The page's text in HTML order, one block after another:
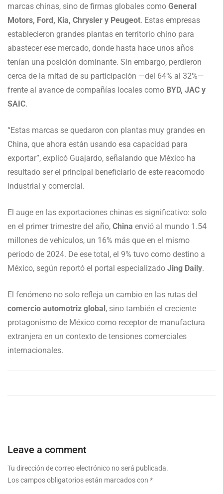
marcas chinas, sino de firmas globales como General
Motors, Ford, Kia, Chrysler y Peugeot. Estas empresas
establecieron grandes plantas en territorio chino para
abastecer ese mercado, donde hasta hace unos años
tenían una posición dominante. Sin embargo, perdieron
cerca de la mitad de su participación —del 64% al 32%—
frente al avance de compañías locales como BYD, JAC y
SAIC.
“Estas marcas se quedaron con plantas muy grandes en
China, que ahora están usando esa capacidad para
exportar”, explicó Guajardo, señalando que México ha
resultado ser el principal beneficiario de este reacomodo
industrial y comercial.
El auge en las exportaciones chinas es significativo: solo
en el primer trimestre del año, China envió al mundo 1.54
millones de vehículos, un 16% más que en el mismo
periodo de 2024. De ese total, el 9% tuvo como destino a
México, según reportó el portal especializado Jing Daily.
El fenómeno no solo refleja un cambio en las rutas del
comercio automotriz global, sino también el creciente
protagonismo de México como receptor de manufactura
extranjera en un contexto de tensiones comerciales
internacionales.
Leave a comment
Tu dirección de correo electrónico no será publicada.
Los campos obligatorios están marcados con *